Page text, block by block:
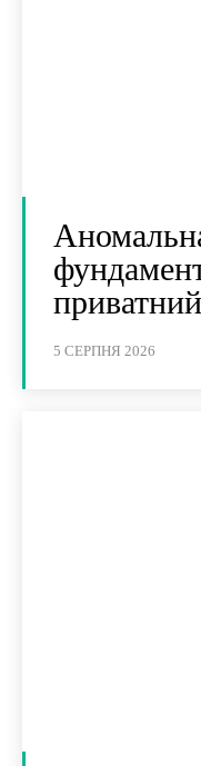
5 СЕРПНЯ 2026